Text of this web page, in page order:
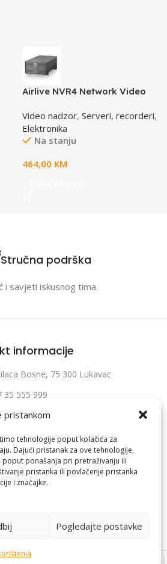
pristankom
tehnologije poput kolačića za
Dajući pristanak za ove tehnologije,
ponašanja pri pretraživanju ili
pristanka ili povlačenje pristanka
i značajke.
Pogledajte postavke
Airlive NVR4 Network Video
Video nadzor,Serveri, recorderi,
Elektronika
Na stanju
464,00 KM
Stručna podrška
i savjeti iskusnog tima.
informacije
Bosne, 75 300 Lukavac
35 555 999